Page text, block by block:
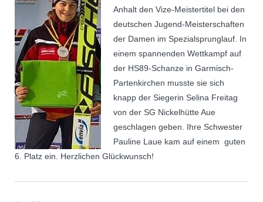
Anhalt den Vize-Meistertitel bei den
deutschen Jugend-Meisterschaften
der Damen im Spezialsprunglauf. In
einem spannenden Wettkampf auf
der HS89-Schanze in Garmisch-
Partenkirchen musste sie sich
knapp der Siegerin Selina Freitag
von der SG Nickelhütte Aue
geschlagen geben. Ihre Schwester
Pauline Laue kam auf einem guten
6. Platz ein. Herzlichen Glückwunsch!